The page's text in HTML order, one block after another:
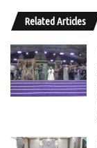
Related Articles